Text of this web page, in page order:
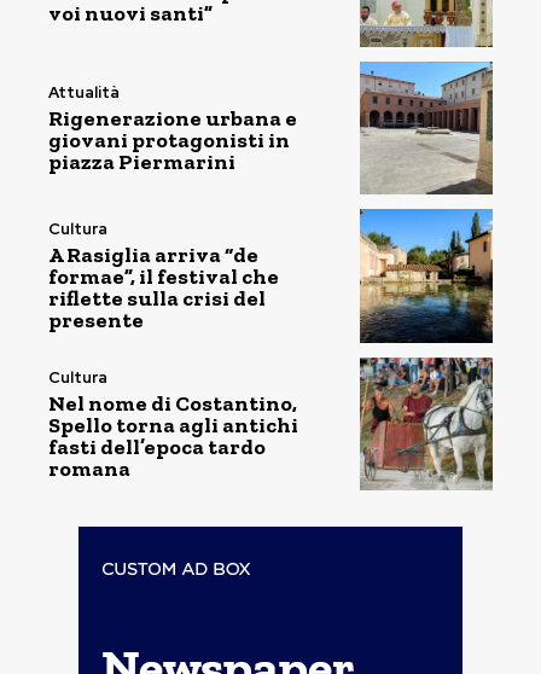
voi nuovi santi”
Attualità
Rigenerazione urbana e
giovani protagonisti in
piazza Piermarini
Cultura
A Rasiglia arriva “de
formae”, il festival che
riflette sulla crisi del
presente
Cultura
Nel nome di Costantino,
Spello torna agli antichi
fasti dell’epoca tardo
romana